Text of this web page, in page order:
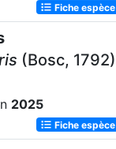
Fiche espèce
(Bosc, 1792)
2025
Fiche espèce